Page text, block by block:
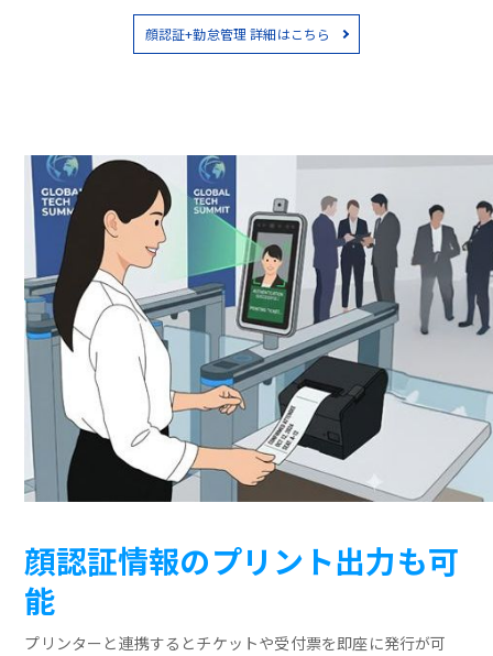
顔認証+勤怠管理 詳細はこちら
顔認証情報のプリント出力も可
能
プリンターと連携するとチケットや受付票を即座に発行が可